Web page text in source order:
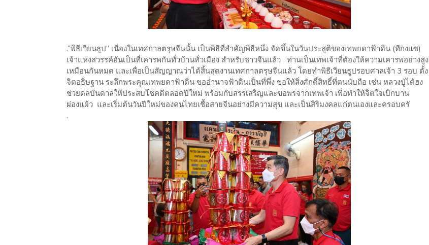
.“พิธีเวียนธูป” เนื่องในเทศกาลตรุษจีนนั้น เป็นพิธีที่สำคัญพิธีหนึ่ง จัดขึ้นในวันประสูติของเทพยดาฟ้าดิน (ทีกงแซ)
เจ้าแห่งสวรรค์อันเป็นที่เคารพกันทั่วบ้านทั่วเมือง สำหรับชาวจีนแล้ว ท่านเป็นเทพเจ้าที่ต้องให้ความเคารพอย่างสูง
เหมือนกันหมด และเพื่อเป็นสัญญาณว่าได้สิ้นสุดงานเทศกาลตรุษจีนแล้ว โดยทำพิธีเวียนธูปรอบศาลเจ้า 3 รอบ ตั้ง
จิตอธิษฐาน ระลึกพระคุณเทพยดาฟ้าดิน ขออำนาจฟ้าดินเป็นที่พึ่ง ขอให้สิ่งศักดิ์สิทธิ์ที่ตนนับถือ เช่น หลวงปู่ไต้ฮง
ช่วยดลบันดาลให้ประสบโชคดีตลอดปีใหม่ พร้อมกับสรรเสริญและขอพรจากเทพเจ้า เพื่อทำให้จิตใจเบิกบาน
ผ่องแผ้ว และเริ่มต้นวันปีใหม่ของคนไทยเชื้อสายจีนอย่างมีความสุข และเป็นสิริมงคลแก่ตนเองและครอบครั
.